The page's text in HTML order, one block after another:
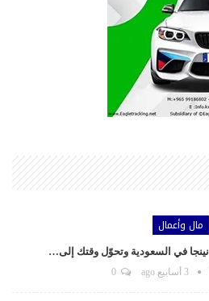
مال وأعمال
في السعودية وتحوّل وقتك إلى…
3 أسابيع ago